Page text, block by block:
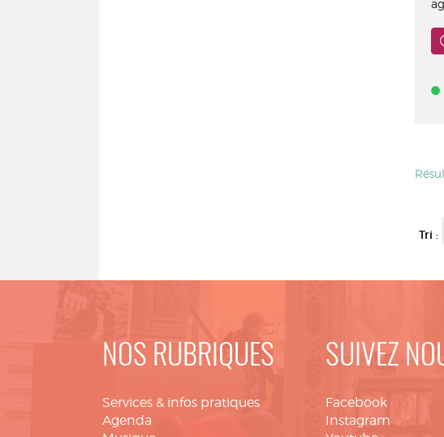
Tri :
NOS RUBRIQUES
Services & infos pratiques
Agenda
SUIVEZ
Facebook
Instagram